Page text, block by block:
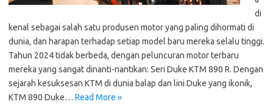
di
kenal sebagai salah satu produsen motor yang paling dihormati di
dunia, dan harapan terhadap setiap model baru mereka selalu tinggi.
Tahun 2024 tidak berbeda, dengan peluncuran motor terbaru
mereka yang sangat dinanti-nantikan: Seri Duke KTM 890 R. Dengan
sejarah kesuksesan KTM di dunia balap dan lini Duke yang ikonik,
KTM 890 Duke… Read More »